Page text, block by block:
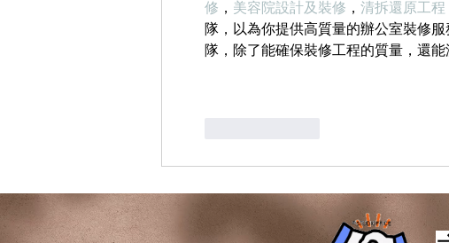
修 ， 美容院設計及裝修 ， 清拆還原工程
隊，以為你提供高質量的辦公室裝修
隊，除了能確保裝修工程的質量，還能